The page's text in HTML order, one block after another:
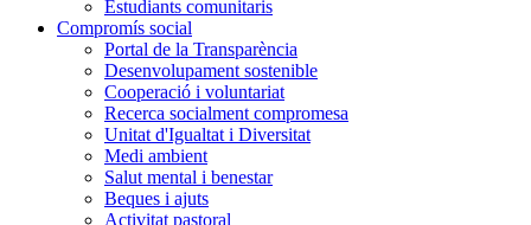
Estudiants comunitaris
Compromís social
Portal de la Transparència
Desenvolupament sostenible
Cooperació i voluntariat
Recerca socialment compromesa
Unitat d'Igualtat i Diversitat
Medi ambient
Salut mental i benestar
Beques i ajuts
Activitat pastoral